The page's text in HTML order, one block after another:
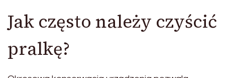
Jak często należy czyścić
pralkę?